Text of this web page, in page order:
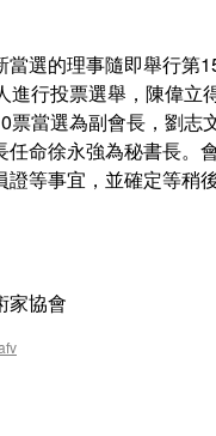
當選的理事隨即舉行第
進行投票選舉，陳偉立
票當選為副會長，劉志
任命徐永強為秘書長。
證等事宜，並確定等稍
家協會